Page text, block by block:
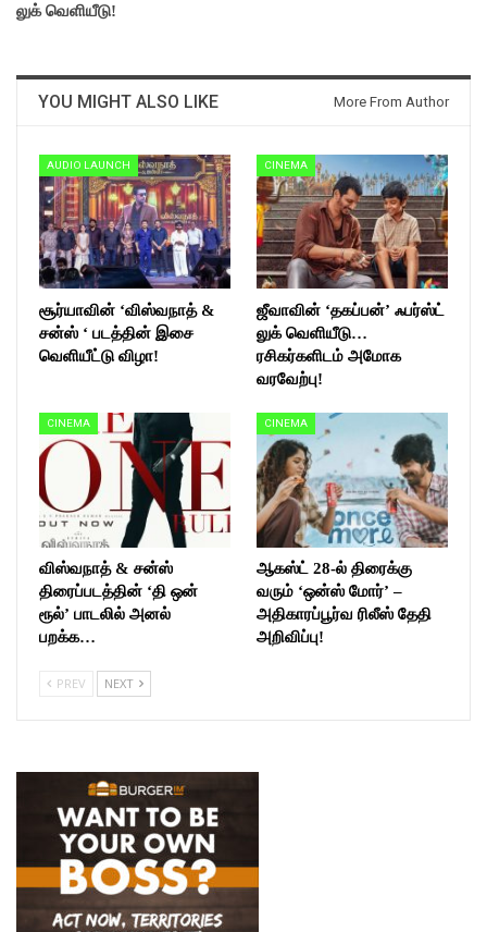
லுக் வெளியீடு!
YOU MIGHT ALSO LIKE More From Author
AUDIO LAUNCH
சூர்யாவின் ‘விஸ்வநாத் &
சன்ஸ் ‘ படத்தின் இசை
வெளியீட்டு விழா!
CINEMA
ஜீவாவின் ‘தகப்பன்’ ஃபர்ஸ்ட்
லுக் வெளியீடு…
ரசிகர்களிடம் அமோக
வரவேற்பு!
CINEMA
விஸ்வநாத் & சன்ஸ்
திரைப்படத்தின் ‘தி ஒன்
ரூல்’ பாடலில் அனல்
பறக்க…
CINEMA
ஆகஸ்ட் 28-ல் திரைக்கு
வரும் ‘ஒன்ஸ் மோர்’ –
அதிகாரப்பூர்வ ரிலீஸ் தேதி
அறிவிப்பு!
PREV NEXT